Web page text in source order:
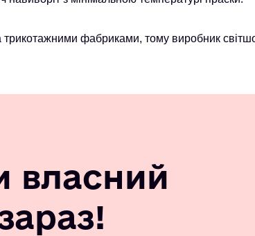
фабриками, тому виробник
власний